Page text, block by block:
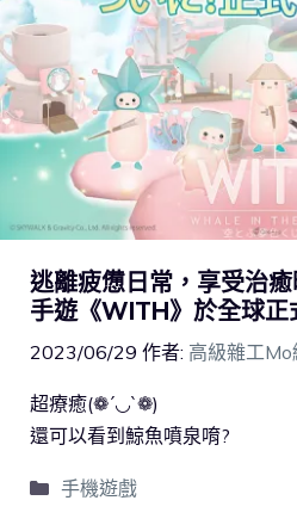
逃離疲憊日常，享受治
手遊《WITH》於全球正
2023/06/29 作者: 高級雜工Mo
超療癒(❁´◡`❁)
還可以看到鯨魚噴泉唷?
手機遊戲